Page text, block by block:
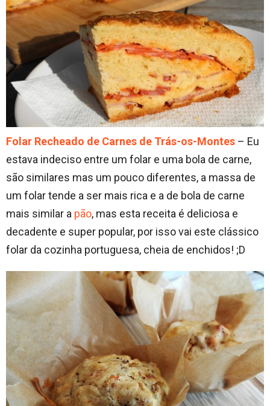
Folar Recheado de Carnes de Trás-os-Montes – Eu
estava indeciso entre um folar e uma bola de carne,
são similares mas um pouco diferentes, a massa de
um folar tende a ser mais rica e a de bola de carne
mais similar a pão, mas esta receita é deliciosa e
decadente e super popular, por isso vai este clássico
folar da cozinha portuguesa, cheia de enchidos! ;D